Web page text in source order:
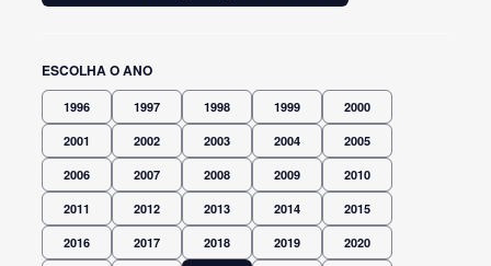
ESCOLHA O ANO
1996 1997 1998 1999 2000
2001 2002 2003 2004 2005
2006 2007 2008 2009 2010
2011 2012 2013 2014 2015
2016 2017 2018 2019 2020